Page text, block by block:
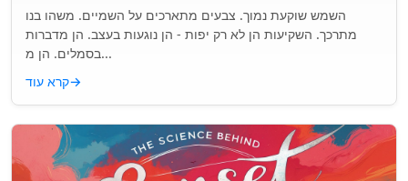
השמש שוקעת נמוך. צבעים מתארכים על השמיים. משהו בנו
מתרכך. השקיעות הן לא רק יפות - הן נוגעות בעצב. הן מדברות
בסמלים. הן מ...
קרא עוד→